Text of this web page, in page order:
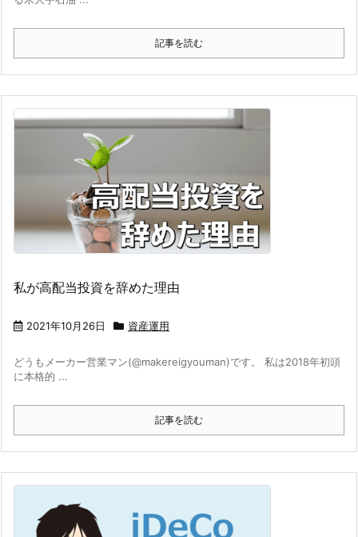
記事を読む
私が高配当投資を辞めた理由
2021年10月26日 資産運用
どうもメーカー営業マン(@makereigyouman)です。 私は2018年初頭
に本格的 ...
記事を読む